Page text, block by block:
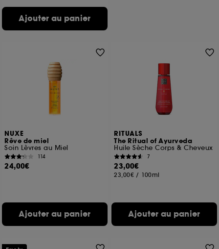
Ajouter au panier
NUXE
Rêve de miel
Soin Lèvres au Miel
114
24,00€
Ajouter au panier
RITUALS
The Ritual of Ayurveda
Huile Sèche Corps & Cheveux
7
23,00€
23,00€ / 100ml
Ajouter au panier